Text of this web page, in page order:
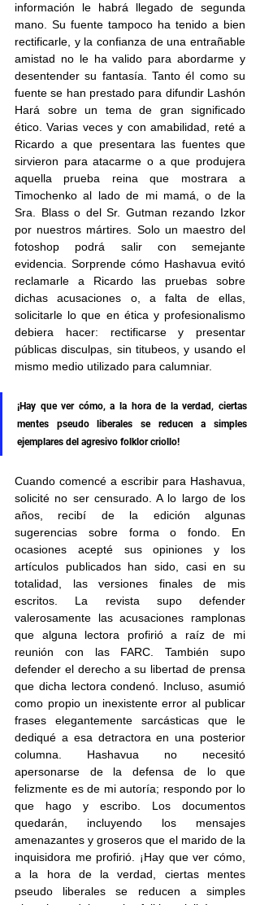
información le habrá llegado de segunda
mano. Su fuente tampoco ha tenido a bien
rectificarle, y la confianza de una entrañable
amistad no le ha valido para abordarme y
desentender su fantasía. Tanto él como su
fuente se han prestado para difundir Lashón
Hará sobre un tema de gran significado
ético. Varias veces y con amabilidad, reté a
Ricardo a que presentara las fuentes que
sirvieron para atacarme o a que produjera
aquella prueba reina que mostrara a
Timochenko al lado de mi mamá, o de la
Sra. Blass o del Sr. Gutman rezando Izkor
por nuestros mártires. Solo un maestro del
fotoshop podrá salir con semejante
evidencia. Sorprende cómo Hashavua evitó
reclamarle a Ricardo las pruebas sobre
dichas acusaciones o, a falta de ellas,
solicitarle lo que en ética y profesionalismo
debiera hacer: rectificarse y presentar
públicas disculpas, sin titubeos, y usando el
mismo medio utilizado para calumniar.
¡Hay que ver cómo, a la hora de la verdad, ciertas
mentes pseudo liberales se reducen a simples
ejemplares del agresivo folklor criollo!
Cuando comencé a escribir para Hashavua,
solicité no ser censurado. A lo largo de los
años, recibí de la edición algunas
sugerencias sobre forma o fondo. En
ocasiones acepté sus opiniones y los
artículos publicados han sido, casi en su
totalidad, las versiones finales de mis
escritos. La revista supo defender
valerosamente las acusaciones ramplonas
que alguna lectora profirió a raíz de mi
reunión con las FARC. También supo
defender el derecho a su libertad de prensa
que dicha lectora condenó. Incluso, asumió
como propio un inexistente error al publicar
frases elegantemente sarcásticas que le
dediqué a esa detractora en una posterior
columna. Hashavua no necesitó
apersonarse de la defensa de lo que
felizmente es de mi autoría; respondo por lo
que hago y escribo. Los documentos
quedarán, incluyendo los mensajes
amenazantes y groseros que el marido de la
inquisidora me profirió. ¡Hay que ver cómo,
a la hora de la verdad, ciertas mentes
pseudo liberales se reducen a simples